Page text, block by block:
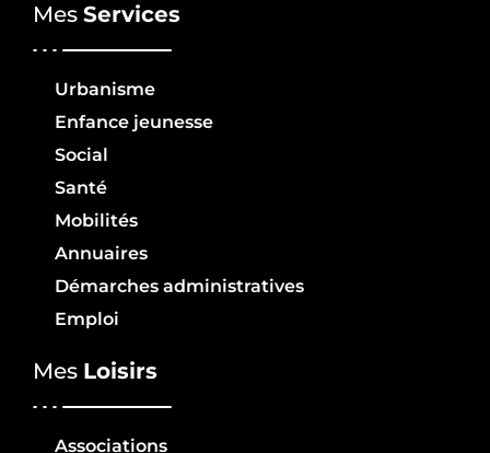
Mes Services
Urbanisme
Enfance jeunesse
Social
Santé
Mobilités
Annuaires
Démarches administratives
Emploi
Mes Loisirs
Associations